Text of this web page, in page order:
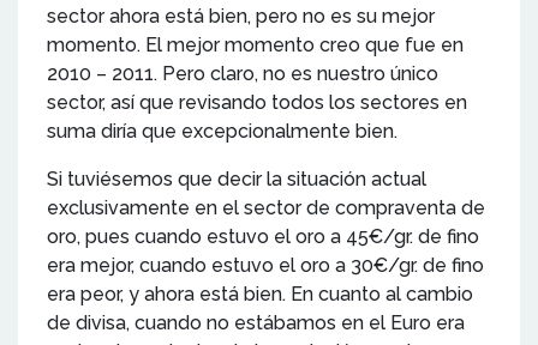
sector ahora está bien, pero no es su mejor
momento. El mejor momento creo que fue en
2010 – 2011. Pero claro, no es nuestro único
sector, así que revisando todos los sectores en
suma diría que excepcionalmente bien.
Si tuviésemos que decir la situación actual
exclusivamente en el sector de compraventa de
oro, pues cuando estuvo el oro a 45€/gr. de fino
era mejor, cuando estuvo el oro a 30€/gr. de fino
era peor, y ahora está bien. En cuanto al cambio
de divisa, cuando no estábamos en el Euro era